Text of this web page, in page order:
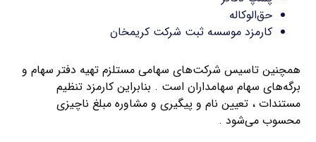
حق‌الوکاله
کارمزد موسسه ثبت شرکت کریمخان
همچنین تاسیس شرکت‌های سهامی مستلزم تهیه دفتر سهام و
برگه‌های سهام سهامداران است . بنابراین کارمزد تنظیم
مستندات ، تعیین نام و پیگیری و مشاوره مبلغ ناچیزی
محسوب می‌شود .